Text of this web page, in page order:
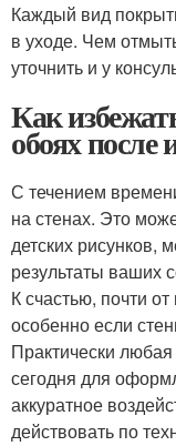
Каждый вид
в уходе. Чем
уточнить и у
Как
обоях после
С течением
на стенах. Это
детских рисунков,
результаты ваших
К счастью, почти
особенно если
Практически любая
сегодня для
аккуратное
действовать по